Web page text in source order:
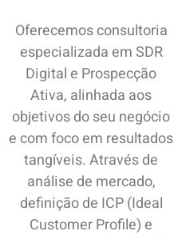
Oferecemos consultoria
especializada em SDR
Digital e Prospecção
Ativa, alinhada aos
objetivos do seu negócio
e com foco em resultados
tangíveis. Através de
análise de mercado,
definição de ICP (Ideal
Customer Profile) e